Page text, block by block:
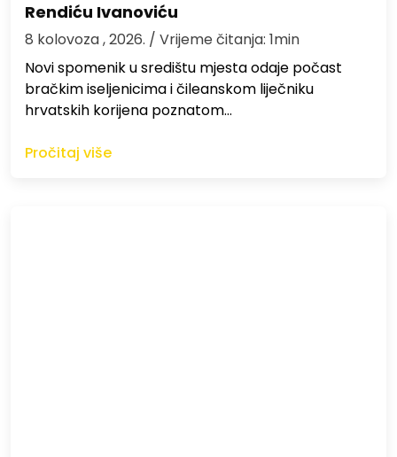
Rendiću Ivanoviću
8 kolovoza , 2026. / Vrijeme čitanja: 1min
Novi spomenik u središtu mjesta odaje počast
bračkim iseljenicima i čileanskom liječniku
hrvatskih korijena poznatom…
Pročitaj više